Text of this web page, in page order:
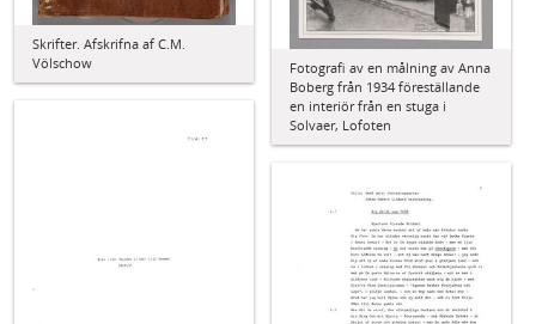
Skrifter. Afskrifna af C.M.
Völschow
Fotografi av en målning av Anna
Boberg från 1934 föreställande
en interiör från en stuga i
Solvaer, Lofoten